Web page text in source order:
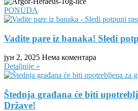
PONUDA
Vadite pare iz banaka! Sledi
јун 2, 2025 Нема коментара
Detaljnije »
Štednja građana će biti
Države!